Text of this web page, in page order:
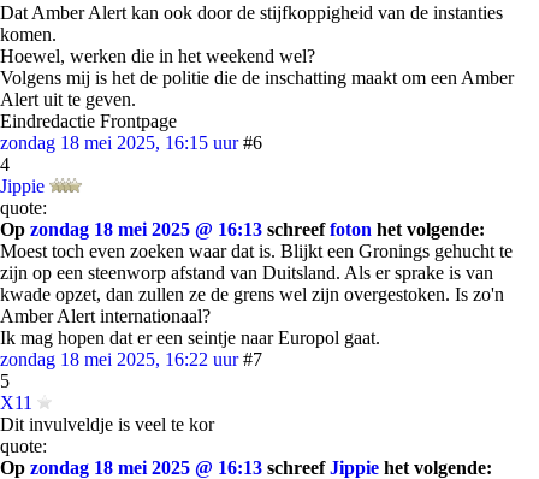
Dat Amber Alert kan ook door de stijfkoppigheid van de instanties
komen.
Hoewel, werken die in het weekend wel?
Volgens mij is het de politie die de inschatting maakt om een Amber
Alert uit te geven.
Eindredactie Frontpage
zondag 18 mei 2025, 16:15 uur #6
4
Jippie
quote:
Op zondag 18 mei 2025 @ 16:13 schreeffoton het volgende:
Moest toch even zoeken waar dat is. Blijkt een Gronings gehucht te
zijn op een steenworp afstand van Duitsland. Als er sprake is van
kwade opzet, dan zullen ze de grens wel zijn overgestoken. Is zo'n
Amber Alert internationaal?
Ik mag hopen dat er een seintje naar Europol gaat.
zondag 18 mei 2025, 16:22 uur #7
5
X11
Dit invulveldje is veel te kor
quote:
Op zondag 18 mei 2025 @ 16:13 schreefJippie het volgende: